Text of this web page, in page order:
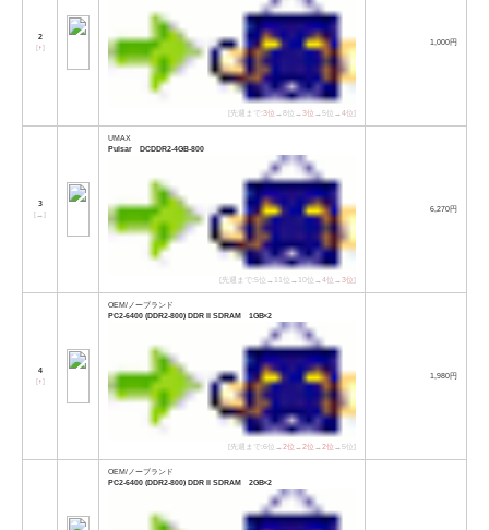
2
[↑]
[先週まで:3位 →8位→3位 →5位→4位]
1,000円
3
[
]
UMAX
Pulsar DCDDR2-4GB-800
[先週まで:5位→11位→10位→4位 →3位]
6,270円
4
[↑]
OEM/ノーブランド
PC2-6400 (DDR2-800) DDR II SDRAM 1GB×2
[先週まで:6位→2位 →2位 →2位 →5位]
1,980円
OEM/ノーブランド
PC2-6400 (DDR2-800) DDR II SDRAM 2GB×2